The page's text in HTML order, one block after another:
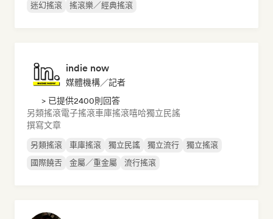
迷幻搖滾
搖滾樂／經典搖滾
indie now
媒體機構／記者
> 已提供2400則回答
另類搖滾電子搖滾車庫搖滾嘻哈獨立民謠
撰寫文章
另類搖滾 車庫搖滾 獨立民謠 獨立流行
獨立搖滾
國際饒舌
金屬／重金屬 流行搖滾